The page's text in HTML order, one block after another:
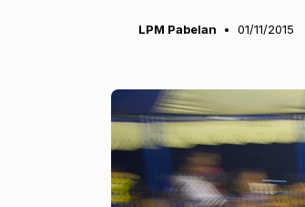
LPM Pabelan 01/11/2015